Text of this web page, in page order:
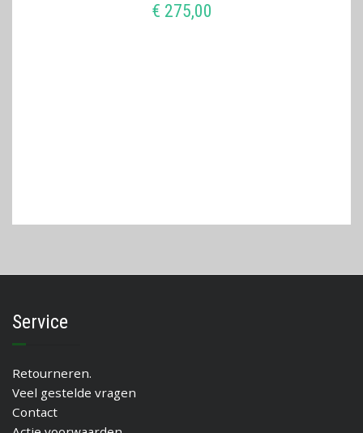
€ 275,00
Service
Retourneren.
Veel gestelde vragen
Contact